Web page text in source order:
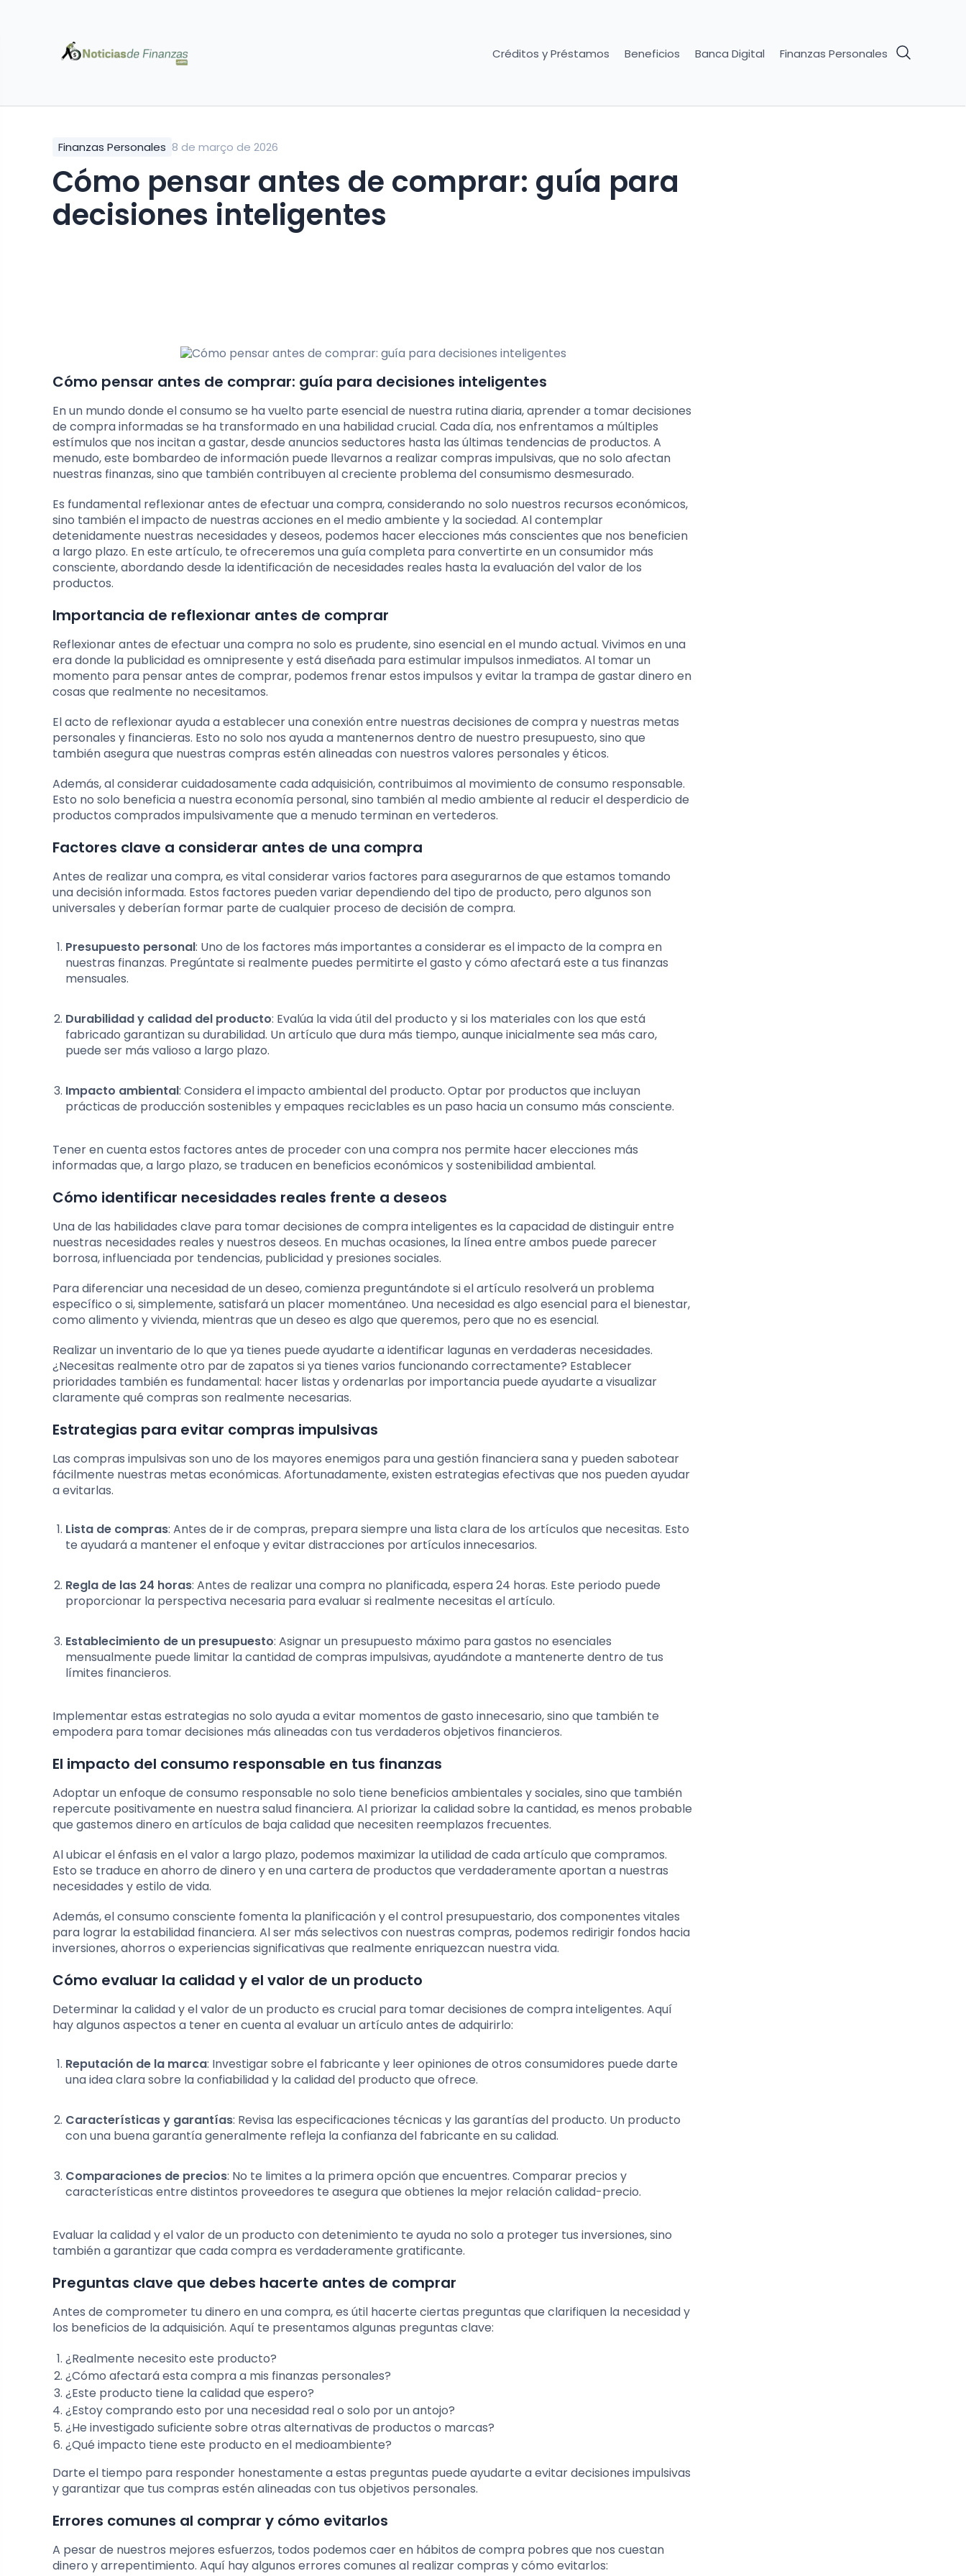
Créditos y Préstamos Beneficios Banca Digital Finanzas Personales
Finanzas Personales 8 de março de 2026
Cómo pensar antes de comprar: guía para
decisiones inteligentes
Cómo pensar antes de comprar: guía para decisiones inteligentes
En un mundo donde el consumo se ha vuelto parte esencial de nuestra rutina diaria, aprender a tomar decisiones
de compra informadas se ha transformado en una habilidad crucial. Cada día, nos enfrentamos a múltiples
estímulos que nos incitan a gastar, desde anuncios seductores hasta las últimas tendencias de productos. A
menudo, este bombardeo de información puede llevarnos a realizar compras impulsivas, que no solo afectan
nuestras finanzas, sino que también contribuyen al creciente problema del consumismo desmesurado.
Es fundamental reflexionar antes de efectuar una compra, considerando no solo nuestros recursos económicos,
sino también el impacto de nuestras acciones en el medio ambiente y la sociedad. Al contemplar
detenidamente nuestras necesidades y deseos, podemos hacer elecciones más conscientes que nos beneficien
a largo plazo. En este artículo, te ofreceremos una guía completa para convertirte en un consumidor más
consciente, abordando desde la identificación de necesidades reales hasta la evaluación del valor de los
productos.
Importancia de reflexionar antes de comprar
Reflexionar antes de efectuar una compra no solo es prudente, sino esencial en el mundo actual. Vivimos en una
era donde la publicidad es omnipresente y está diseñada para estimular impulsos inmediatos. Al tomar un
momento para pensar antes de comprar, podemos frenar estos impulsos y evitar la trampa de gastar dinero en
cosas que realmente no necesitamos.
El acto de reflexionar ayuda a establecer una conexión entre nuestras decisiones de compra y nuestras metas
personales y financieras. Esto no solo nos ayuda a mantenernos dentro de nuestro presupuesto, sino que
también asegura que nuestras compras estén alineadas con nuestros valores personales y éticos.
Además, al considerar cuidadosamente cada adquisición, contribuimos al movimiento de consumo responsable.
Esto no solo beneficia a nuestra economía personal, sino también al medio ambiente al reducir el desperdicio de
productos comprados impulsivamente que a menudo terminan en vertederos.
Factores clave a considerar antes de una compra
Antes de realizar una compra, es vital considerar varios factores para asegurarnos de que estamos tomando
una decisión informada. Estos factores pueden variar dependiendo del tipo de producto, pero algunos son
universales y deberían formar parte de cualquier proceso de decisión de compra.
Presupuesto personal: Uno de los factores más importantes a considerar es el impacto de la compra en
nuestras finanzas. Pregúntate si realmente puedes permitirte el gasto y cómo afectará este a tus finanzas
mensuales.
Durabilidad y calidad del producto: Evalúa la vida útil del producto y si los materiales con los que está
fabricado garantizan su durabilidad. Un artículo que dura más tiempo, aunque inicialmente sea más caro,
puede ser más valioso a largo plazo.
Impacto ambiental: Considera el impacto ambiental del producto. Optar por productos que incluyan
prácticas de producción sostenibles y empaques reciclables es un paso hacia un consumo más consciente.
Tener en cuenta estos factores antes de proceder con una compra nos permite hacer elecciones más
informadas que, a largo plazo, se traducen en beneficios económicos y sostenibilidad ambiental.
Cómo identificar necesidades reales frente a deseos
Una de las habilidades clave para tomar decisiones de compra inteligentes es la capacidad de distinguir entre
nuestras necesidades reales y nuestros deseos. En muchas ocasiones, la línea entre ambos puede parecer
borrosa, influenciada por tendencias, publicidad y presiones sociales.
Para diferenciar una necesidad de un deseo, comienza preguntándote si el artículo resolverá un problema
específico o si, simplemente, satisfará un placer momentáneo. Una necesidad es algo esencial para el bienestar,
como alimento y vivienda, mientras que un deseo es algo que queremos, pero que no es esencial.
Realizar un inventario de lo que ya tienes puede ayudarte a identificar lagunas en verdaderas necesidades.
¿Necesitas realmente otro par de zapatos si ya tienes varios funcionando correctamente? Establecer
prioridades también es fundamental: hacer listas y ordenarlas por importancia puede ayudarte a visualizar
claramente qué compras son realmente necesarias.
Estrategias para evitar compras impulsivas
Las compras impulsivas son uno de los mayores enemigos para una gestión financiera sana y pueden sabotear
fácilmente nuestras metas económicas. Afortunadamente, existen estrategias efectivas que nos pueden ayudar
a evitarlas.
Lista de compras: Antes de ir de compras, prepara siempre una lista clara de los artículos que necesitas. Esto
te ayudará a mantener el enfoque y evitar distracciones por artículos innecesarios.
Regla de las 24 horas: Antes de realizar una compra no planificada, espera 24 horas. Este periodo puede
proporcionar la perspectiva necesaria para evaluar si realmente necesitas el artículo.
Establecimiento de un presupuesto: Asignar un presupuesto máximo para gastos no esenciales
mensualmente puede limitar la cantidad de compras impulsivas, ayudándote a mantenerte dentro de tus
límites financieros.
Implementar estas estrategias no solo ayuda a evitar momentos de gasto innecesario, sino que también te
empodera para tomar decisiones más alineadas con tus verdaderos objetivos financieros.
El impacto del consumo responsable en tus finanzas
Adoptar un enfoque de consumo responsable no solo tiene beneficios ambientales y sociales, sino que también
repercute positivamente en nuestra salud financiera. Al priorizar la calidad sobre la cantidad, es menos probable
que gastemos dinero en artículos de baja calidad que necesiten reemplazos frecuentes.
Al ubicar el énfasis en el valor a largo plazo, podemos maximizar la utilidad de cada artículo que compramos.
Esto se traduce en ahorro de dinero y en una cartera de productos que verdaderamente aportan a nuestras
necesidades y estilo de vida.
Además, el consumo consciente fomenta la planificación y el control presupuestario, dos componentes vitales
para lograr la estabilidad financiera. Al ser más selectivos con nuestras compras, podemos redirigir fondos hacia
inversiones, ahorros o experiencias significativas que realmente enriquezcan nuestra vida.
Cómo evaluar la calidad y el valor de un producto
Determinar la calidad y el valor de un producto es crucial para tomar decisiones de compra inteligentes. Aquí
hay algunos aspectos a tener en cuenta al evaluar un artículo antes de adquirirlo:
Reputación de la marca: Investigar sobre el fabricante y leer opiniones de otros consumidores puede darte
una idea clara sobre la confiabilidad y la calidad del producto que ofrece.
Características y garantías: Revisa las especificaciones técnicas y las garantías del producto. Un producto
con una buena garantía generalmente refleja la confianza del fabricante en su calidad.
Comparaciones de precios: No te limites a la primera opción que encuentres. Comparar precios y
características entre distintos proveedores te asegura que obtienes la mejor relación calidad-precio.
Evaluar la calidad y el valor de un producto con detenimiento te ayuda no solo a proteger tus inversiones, sino
también a garantizar que cada compra es verdaderamente gratificante.
Preguntas clave que debes hacerte antes de comprar
Antes de comprometer tu dinero en una compra, es útil hacerte ciertas preguntas que clarifiquen la necesidad y
los beneficios de la adquisición. Aquí te presentamos algunas preguntas clave:
¿Realmente necesito este producto?
¿Cómo afectará esta compra a mis finanzas personales?
¿Este producto tiene la calidad que espero?
¿Estoy comprando esto por una necesidad real o solo por un antojo?
¿He investigado suficiente sobre otras alternativas de productos o marcas?
¿Qué impacto tiene este producto en el medioambiente?
Darte el tiempo para responder honestamente a estas preguntas puede ayudarte a evitar decisiones impulsivas
y garantizar que tus compras estén alineadas con tus objetivos personales.
Errores comunes al comprar y cómo evitarlos
A pesar de nuestros mejores esfuerzos, todos podemos caer en hábitos de compra pobres que nos cuestan
dinero y arrepentimiento. Aquí hay algunos errores comunes al realizar compras y cómo evitarlos: